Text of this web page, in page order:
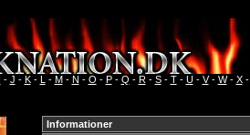
- J - K- L - M- N - O - P- Q - R- S- T- U- V- W- X-
Informationer